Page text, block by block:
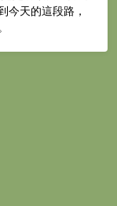
今天的這段路，